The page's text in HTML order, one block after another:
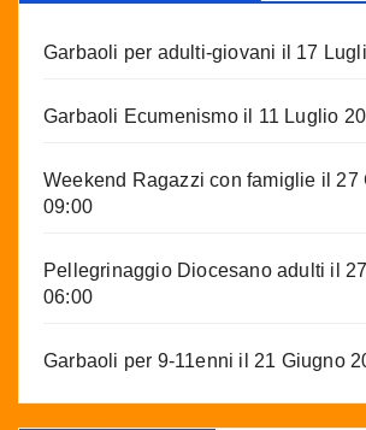
Garbaoli per adulti-giovani il 17
Garbaoli Ecumenismoil 11 Luglio
Weekend Ragazzi con famiglie il 27
09:00
Pellegrinaggio Diocesano adulti il
06:00
Garbaoli per 9-11enni il 21 Giugno